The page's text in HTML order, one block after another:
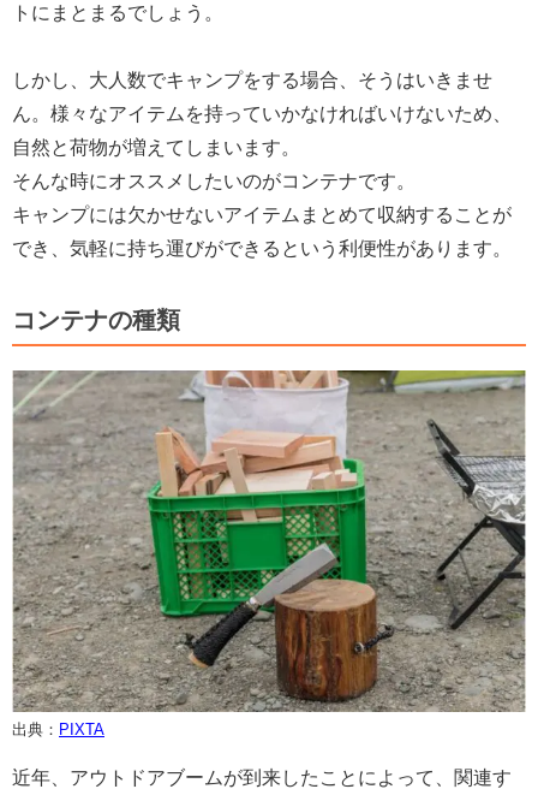
トにまとまるでしょう。
しかし、大人数でキャンプをする場合、そうはいきませ
ん。様々なアイテムを持っていかなければいけないため、
自然と荷物が増えてしまいます。
そんな時にオススメしたいのがコンテナです。
キャンプには欠かせないアイテムまとめて収納することが
でき、気軽に持ち運びができるという利便性があります。
コンテナの種類
出典： PIXTA
近年、アウトドアブームが到来したことによって、関連す